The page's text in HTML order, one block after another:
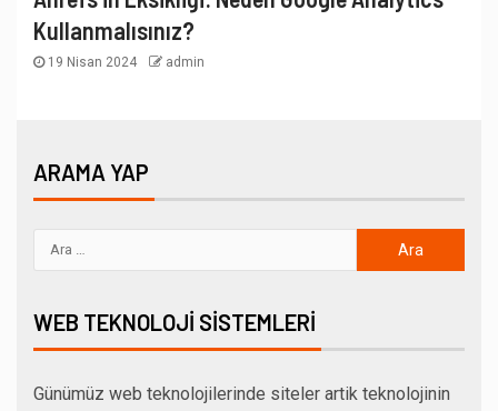
Kullanmalısınız?
19 Nisan 2024 admin
ARAMA YAP
WEB TEKNOLOJI SISTEMLERI
Günümüz web teknolojilerinde siteler artik teknolojinin